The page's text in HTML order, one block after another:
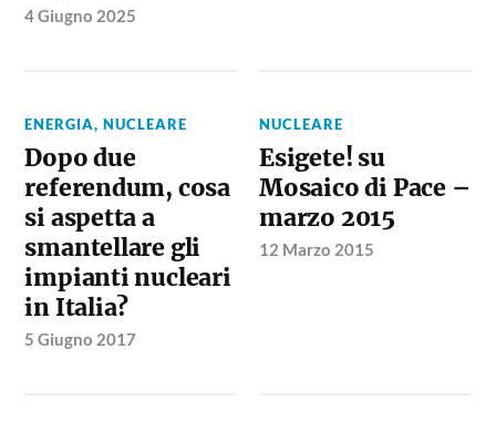
4 Giugno 2025
ENERGIA,NUCLEARE
Dopo due
referendum, cosa
si aspetta a
smantellare gli
impianti nucleari
in Italia?
5 Giugno 2017
NUCLEARE
Esigete! su
Mosaico di Pace –
marzo 2015
12 Marzo 2015